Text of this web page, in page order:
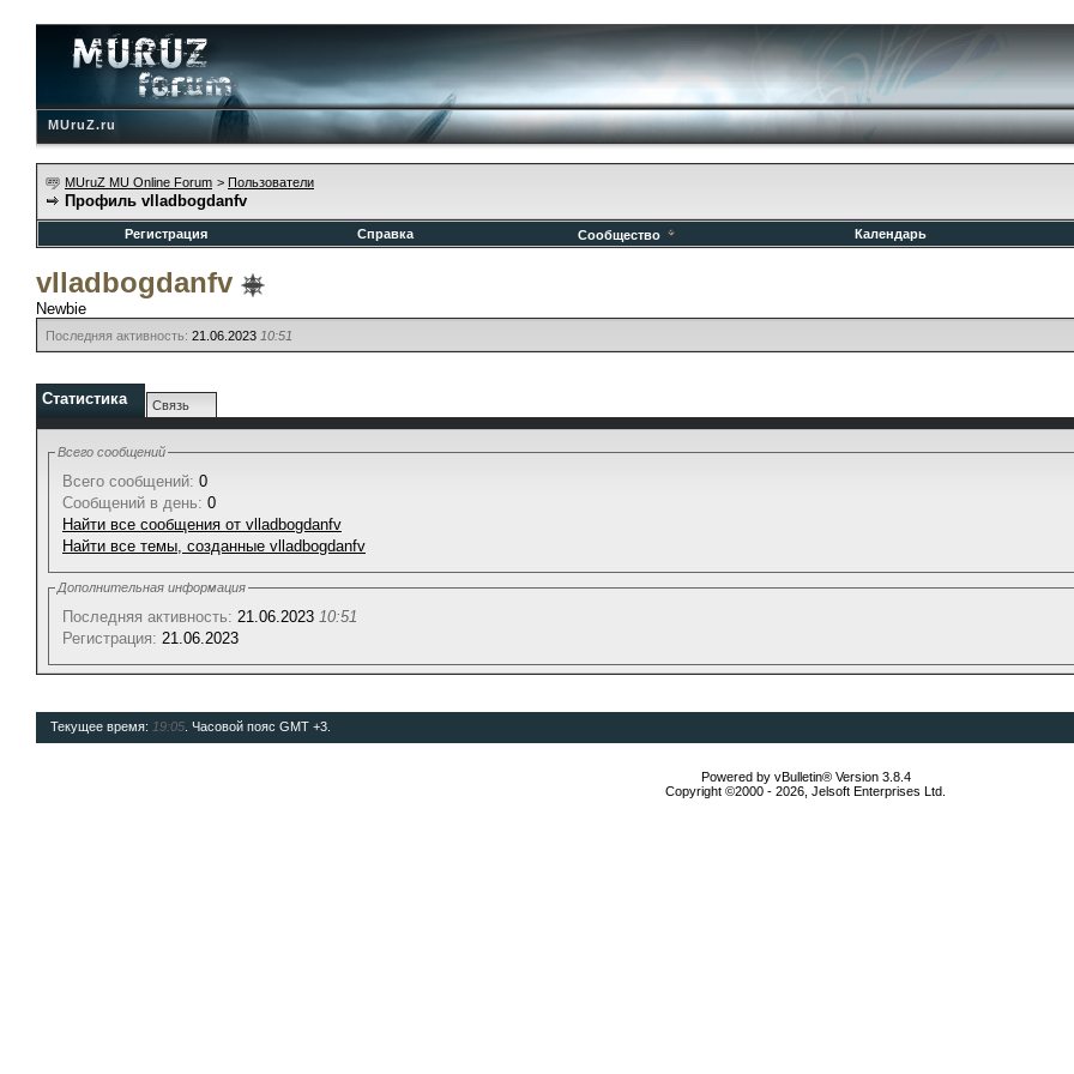
MUruZ.ru
MUruZ MU Online Forum > Пользователи
Профиль vlladbogdanfv
Регистрация
Справка Сообщество Календарь
vlladbogdanfv
Newbie
Последняя активность: 21.06.2023 10:51
Статистика Связь
Всего сообщений
Всего сообщений: 0
Сообщений в день: 0
Найти все сообщения от vlladbogdanfv
Найти все темы, созданные vlladbogdanfv
Дополнительная информация
Последняя активность: 21.06.2023 10:51
Регистрация: 21.06.2023
Текущее время: 19:05 . Часовой пояс GMT +3.
Powered by vBulletin® Version 3.8.4
Copyright ©2000 - 2026, Jelsoft Enterprises Ltd.